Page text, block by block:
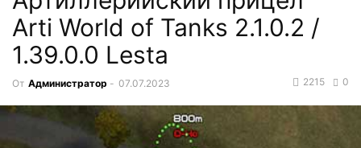
Arti World of Tanks 2.1.0.2 /
1.39.0.0 Lesta
От Администратор - 07.07.2023 0
2215